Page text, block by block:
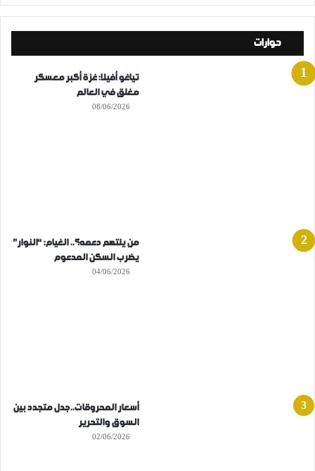
حوارات
تياغو أفيلا: غزة أكبر معسكر
مغلق في العالم
08/06/2026
من يلتهم دعمه؟.. الغيام: “النوار”
يضرب السكن المدعوم
04/06/2026
أسعار المحروقات..جدل متجدد بين
السوق والتحرير
02/06/2026